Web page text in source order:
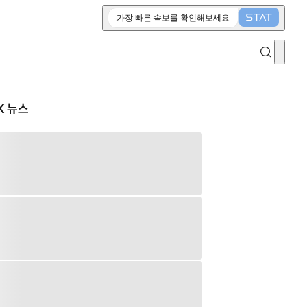
가장 빠른 속보를 확인해보세요
뉴스